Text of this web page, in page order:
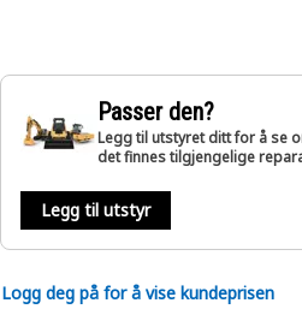
Passer den?
Legg til utstyret ditt for å se
det finnes tilgjengelige
Legg til utstyr
Logg deg på for å vise kundeprisen